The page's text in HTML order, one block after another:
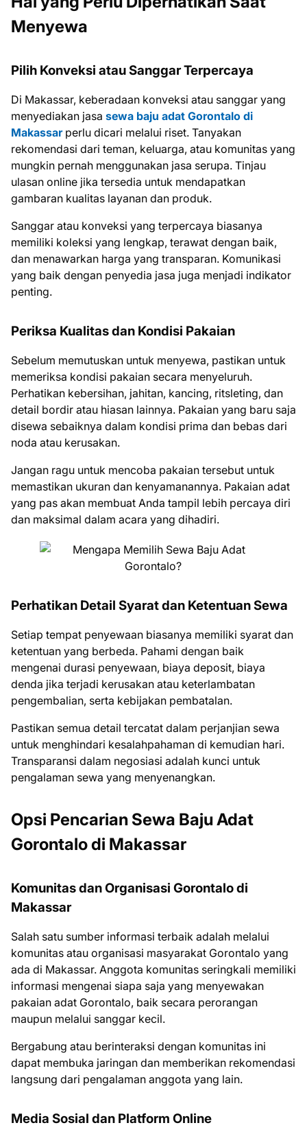
Menyewa
Pilih Konveksi atau Sanggar Terpercaya
Di Makassar, keberadaan konveksi atau sanggar yang
menyediakan jasa sewa baju adat Gorontalo di
Makassarperlu dicari melalui riset. Tanyakan
rekomendasi dari teman, keluarga, atau komunitas yang
mungkin pernah menggunakan jasa serupa. Tinjau
ulasan online jika tersedia untuk mendapatkan
gambaran kualitas layanan dan produk.
Sanggar atau konveksi yang terpercaya biasanya
memiliki koleksi yang lengkap, terawat dengan baik,
dan menawarkan harga yang transparan. Komunikasi
yang baik dengan penyedia jasa juga menjadi indikator
penting.
Periksa Kualitas dan Kondisi Pakaian
Sebelum memutuskan untuk menyewa, pastikan untuk
memeriksa kondisi pakaian secara menyeluruh.
Perhatikan kebersihan, jahitan, kancing, ritsleting, dan
detail bordir atau hiasan lainnya. Pakaian yang baru saja
disewa sebaiknya dalam kondisi prima dan bebas dari
noda atau kerusakan.
Jangan ragu untuk mencoba pakaian tersebut untuk
memastikan ukuran dan kenyamanannya. Pakaian adat
yang pas akan membuat Anda tampil lebih percaya diri
dan maksimal dalam acara yang dihadiri.
Perhatikan Detail Syarat dan Ketentuan Sewa
Setiap tempat penyewaan biasanya memiliki syarat dan
ketentuan yang berbeda. Pahami dengan baik
mengenai durasi penyewaan, biaya deposit, biaya
denda jika terjadi kerusakan atau keterlambatan
pengembalian, serta kebijakan pembatalan.
Pastikan semua detail tercatat dalam perjanjian sewa
untuk menghindari kesalahpahaman di kemudian hari.
Transparansi dalam negosiasi adalah kunci untuk
pengalaman sewa yang menyenangkan.
Opsi Pencarian Sewa Baju Adat
Gorontalo di Makassar
Komunitas dan Organisasi Gorontalo di
Makassar
Salah satu sumber informasi terbaik adalah melalui
komunitas atau organisasi masyarakat Gorontalo yang
ada di Makassar. Anggota komunitas seringkali memiliki
informasi mengenai siapa saja yang menyewakan
pakaian adat Gorontalo, baik secara perorangan
maupun melalui sanggar kecil.
Bergabung atau berinteraksi dengan komunitas ini
dapat membuka jaringan dan memberikan rekomendasi
langsung dari pengalaman anggota yang lain.
Media Sosial dan Platform Online